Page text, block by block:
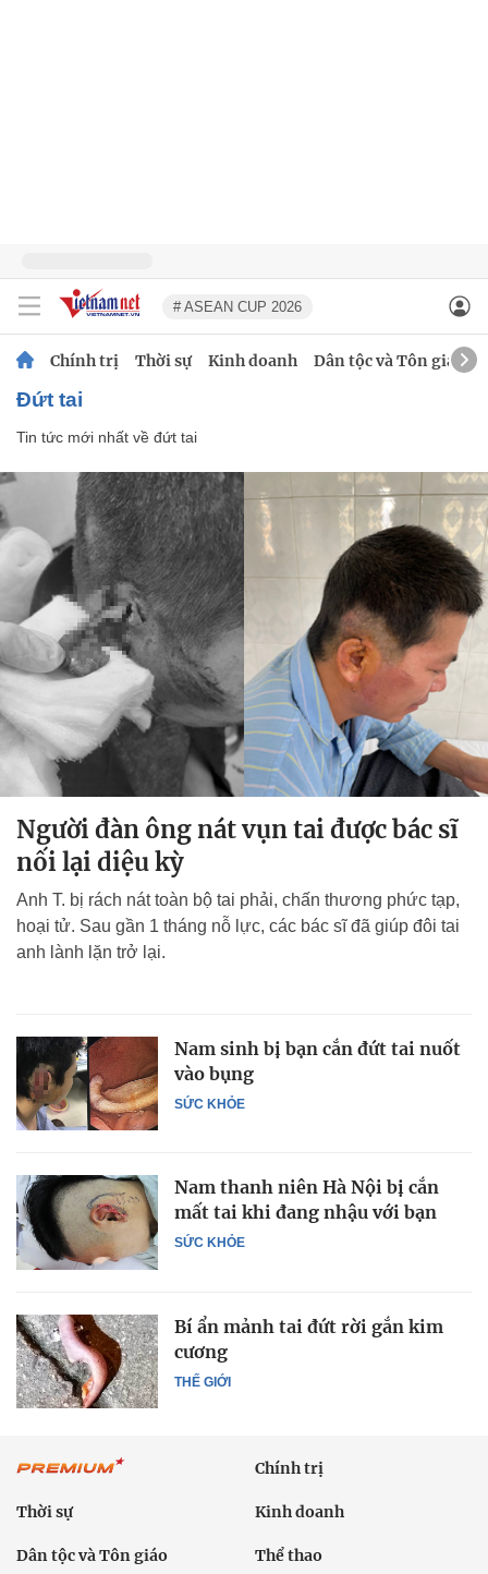
# ASEAN CUP 2026
Chính trị Thời sự Kinh doanh Dân tộc và Tôn giáo
đứt tai
Tin tức mới nhất về đứt tai
Người đàn ông nát vụn tai được bác sĩ
nối lại diệu kỳ
Anh T. bị rách nát toàn bộ tai phải, chấn thương phức tạp,
hoại tử. Sau gần 1 tháng nỗ lực, các bác sĩ đã giúp đôi tai
anh lành lặn trở lại.
SỨC KHỎE
Nam sinh bị bạn cắn đứt tai nuốt
vào bụng
SỨC KHỎE
Nam thanh niên Hà Nội bị cắn
mất tai khi đang nhậu với bạn
THẾ GIỚI
Bí ẩn mảnh tai đứt rời gắn kim
cương
Chính trị
Thời sự Kinh doanh
Dân tộc và Tôn giáo Thể thao